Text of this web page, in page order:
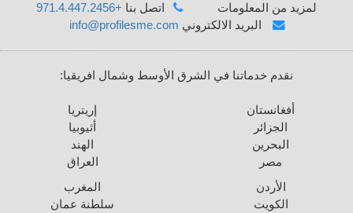
لمزيد من المعلومات اتصل بنا +971.4.447.2456
البريد الالكتروني info@profilesme.com
نقدم خدماتنا في الشرق الأوسط وشمال افريقيا:
أفغانستان
الجزائر
البحرين
مصر
إريتريا
أثيوبيا
الهند
العراق
الأردن
الكويت
المغرب
سلطنة عمان